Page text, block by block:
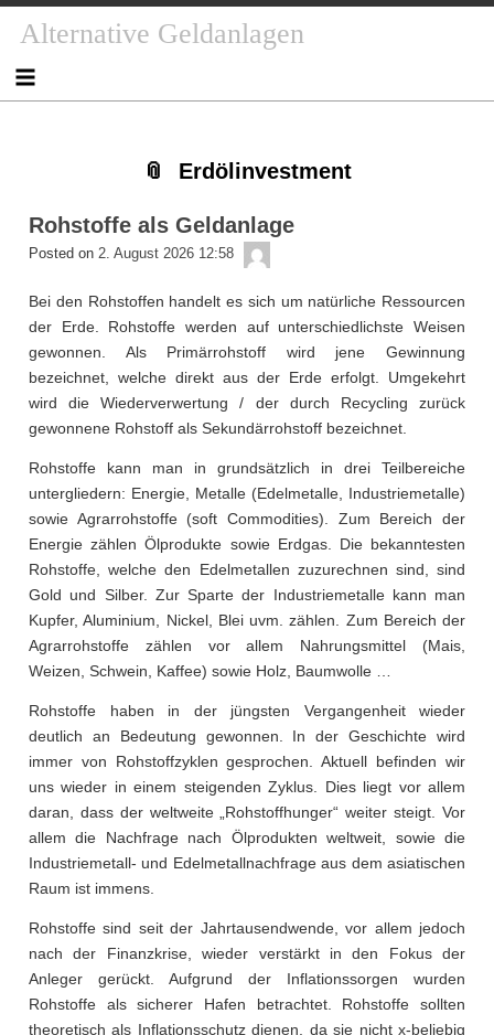
to
content
to
NAV_MENU-
to
NAV_MENU-
to
NAV_MENU-
to
NAV_MENU-
to
MSCHANDL
to
TEXT-
to
TEXT-
to
TEXT-
Alternative Geldanlagen
Erdölinvestment
Rohstoffe als Geldanlage
Posted on 2. August 2026 12:58
Bei den Rohstoffen handelt es sich um natürliche Ressourcen
der Erde. Rohstoffe werden auf unterschiedlichste Weisen
gewonnen. Als Primärrohstoff wird jene Gewinnung
bezeichnet, welche direkt aus der Erde erfolgt. Umgekehrt
wird die Wiederverwertung / der durch Recycling zurück
gewonnene Rohstoff als Sekundärrohstoff bezeichnet.
Rohstoffe kann man in grundsätzlich in drei Teilbereiche
untergliedern: Energie, Metalle (Edelmetalle, Industriemetalle)
sowie Agrarrohstoffe (soft Commodities). Zum Bereich der
Energie zählen Ölprodukte sowie Erdgas. Die bekanntesten
Rohstoffe, welche den Edelmetallen zuzurechnen sind, sind
Gold und Silber. Zur Sparte der Industriemetalle kann man
Kupfer, Aluminium, Nickel, Blei uvm. zählen. Zum Bereich der
Agrarrohstoffe zählen vor allem Nahrungsmittel (Mais,
Weizen, Schwein, Kaffee) sowie Holz, Baumwolle …
Rohstoffe haben in der jüngsten Vergangenheit wieder
deutlich an Bedeutung gewonnen. In der Geschichte wird
immer von Rohstoffzyklen gesprochen. Aktuell befinden wir
uns wieder in einem steigenden Zyklus. Dies liegt vor allem
daran, dass der weltweite „Rohstoffhunger“ weiter steigt. Vor
allem die Nachfrage nach Ölprodukten weltweit, sowie die
Industriemetall- und Edelmetallnachfrage aus dem asiatischen
Raum ist immens.
Rohstoffe sind seit der Jahrtausendwende, vor allem jedoch
nach der Finanzkrise, wieder verstärkt in den Fokus der
Anleger gerückt. Aufgrund der Inflationssorgen wurden
Rohstoffe als sicherer Hafen betrachtet. Rohstoffe sollten
theoretisch als Inflationsschutz dienen, da sie nicht x-beliebig